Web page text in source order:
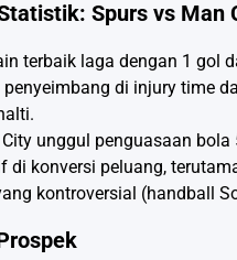
Spurs vs Man
terbaik laga dengan 1 gol
di injury time
unggul penguasaan
konversi peluang,
kontroversial (handball